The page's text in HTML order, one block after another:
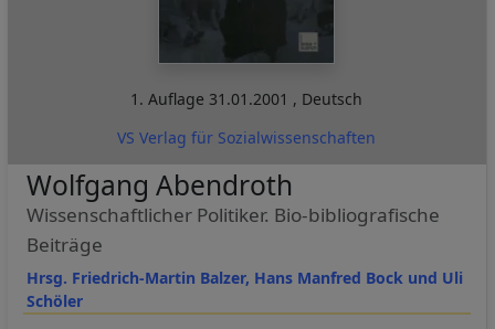
1. Auflage 31.01.2001 , Deutsch
VS Verlag für Sozialwissenschaften
Hrsg. Friedrich-Martin Balzer, Hans Manfred Bock und Uli
Schöler
Wolfgang Abendroth
Wissenschaftlicher Politiker. Bio-bibliografische
Beiträge